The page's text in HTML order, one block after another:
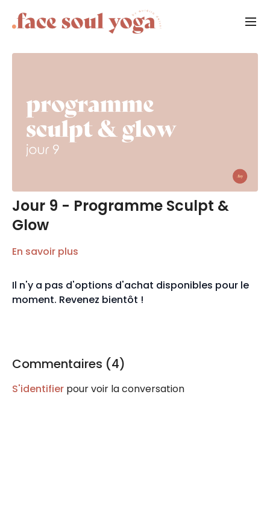
Jour 9 - Programme Sculpt &
Glow
En savoir plus
Il n'y a pas d'options d'achat disponibles pour le
moment. Revenez bientôt !
Commentaires (4)
S'identifier pour voir la conversation